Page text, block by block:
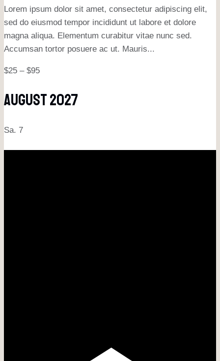
Lorem ipsum dolor sit amet, consectetur adipiscing elit,
sed do eiusmod tempor incididunt ut labore et dolore
magna aliqua. Elementum curabitur vitae nunc sed.
Accumsan tortor posuere ac ut. Mauris...
$25 – $95
August 2027
Sa. 7